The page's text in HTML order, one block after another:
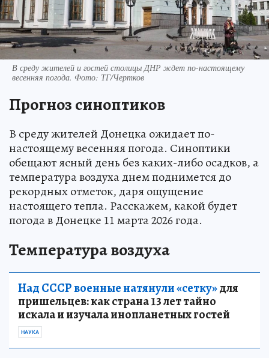
В среду жителей и гостей столицы ДНР ждет по-настоящему
весенняя погода. Фото: ТГ/Чертков
Прогноз синоптиков
В среду жителей Донецка ожидает по-
настоящему весенняя погода. Синоптики
обещают ясный день без каких-либо осадков, а
температура воздуха днем поднимется до
рекордных отметок, даря ощущение
настоящего тепла. Расскажем, какой будет
погода в Донецке 11 марта 2026 года.
Температура воздуха
Над СССР военные натянули «сетку»для
пришельцев: как страна 13 лет тайно
искала и изучала инопланетных гостей
НАУКА